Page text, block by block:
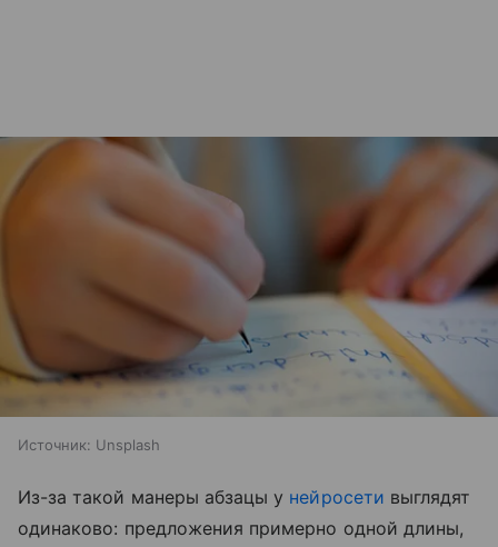
Источник: Unsplash
Из-за такой манеры абзацы у нейросети выглядят
одинаково: предложения примерно одной длины,